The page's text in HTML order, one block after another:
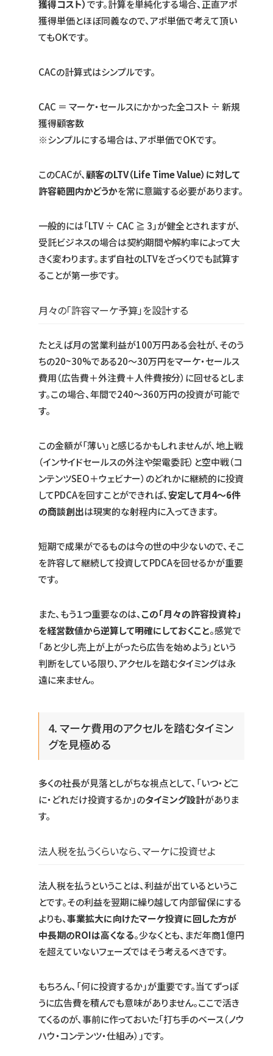
獲得コスト）です。計算を単純化する場合、正直アポ
獲得単価とほぼ同義なので、アポ単価で考えて頂い
てもOKです。
CACの計算式はシンプルです。
CAC ＝ マーケ・セールスにかかった全コスト ÷ 新規
獲得顧客数
※シンプルにする場合は、アポ単価でOKです。
このCACが、顧客のLTV（Life Time Value）に対して
許容範囲内かどうかを常に意識する必要があります。
一般的には「LTV ÷ CAC ≧ 3」が健全とされますが、
受託ビジネスの場合は契約期間や解約率によって大
きく変わります。まず自社のLTVをざっくりでも試算す
ることが第一歩です。
月々の「許容マーケ予算」を設計する
たとえば月の営業利益が100万円ある会社が、そのう
ちの20~30%である20〜30万円をマーケ・セールス
費用（広告費＋外注費＋人件費按分）に回せるとしま
す。この場合、年間で240〜360万円の投資が可能で
す。
この金額が「薄い」と感じるかもしれませんが、地上戦
（インサイドセールスの外注や架電委託）と空中戦（コ
ンテンツSEO＋ウェビナー）のどれかに継続的に投資
してPDCAを回すことができれば、安定して月4〜6件
の商談創出は現実的な射程内に入ってきます。
短期で成果がでるものは今の世の中少ないので、そこ
を許容して継続して投資してPDCAを回せるかが重要
です。
また、もう１つ重要なのは、この「月々の許容投資枠」
を経営数値から逆算して明確にしておくこと。感覚で
「あと少し売上が上がったら広告を始めよう」という
判断をしている限り、アクセルを踏むタイミングは永
遠に来ません。
4. マーケ費用のアクセルを踏むタイミン
グを見極める
多くの社長が見落としがちな視点として、「いつ・どこ
に・どれだけ投資するか」のタイミング設計がありま
す。
法人税を払うくらいなら、マーケに投資せよ
法人税を払うということは、利益が出ているというこ
とです。その利益を翌期に繰り越して内部留保にする
よりも、事業拡大に向けたマーケ投資に回した方が
中長期のROIは高くなる。少なくとも、まだ年商1億円
を超えていないフェーズではそう考えるべきです。
もちろん、「何に投資するか」が重要です。当てずっぽ
うに広告費を積んでも意味がありません。ここで活き
てくるのが、事前に作っておいた「打ち手のベース（ノウ
ハウ・コンテンツ・仕組み）」です。